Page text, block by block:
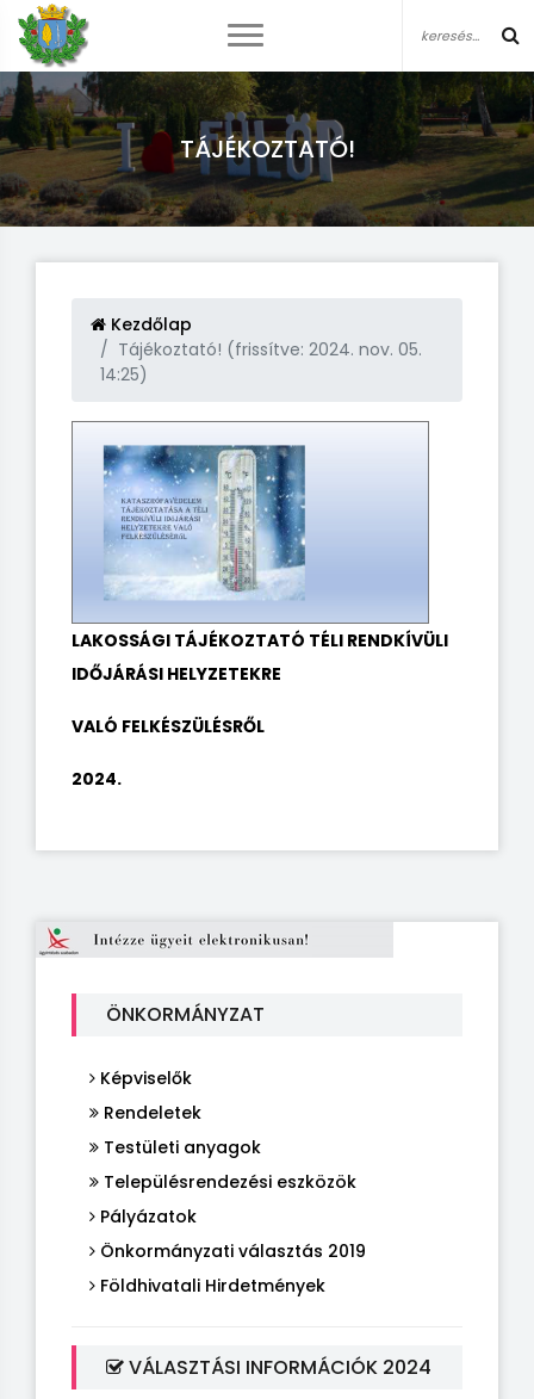
TÁJÉKOZTATÓ!
ÖNKORMÁNYZAT
Képviselők
Rendeletek
Testületi anyagok
Településrendezési eszközök
Pályázatok
Önkormányzati választás 2019
Földhivatali Hirdetmények
VÁLASZTÁSI INFORMÁCIÓK 2024
Kezdőlap
Tájékoztató! (frissítve: 2024. nov. 05.
14:25)
LAKOSSÁGI TÁJÉKOZTATÓ TÉLI RENDKÍVÜLI
IDŐJÁRÁSI HELYZETEKRE
VALÓ FELKÉSZÜLÉSRŐL
2024.